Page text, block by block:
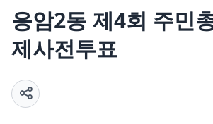
응암2동 제4회 주민
제사전투표